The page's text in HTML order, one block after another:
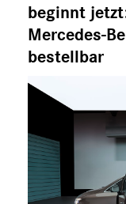
beginnt
Mercedes-
bestellbar